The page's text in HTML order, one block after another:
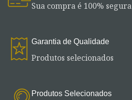
Sua compra é 100% segura
Garantia de Qualidade
Produtos selecionados
Produtos Selecionados